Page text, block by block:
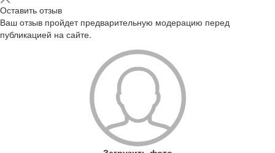
Оставить отзыв
Ваш отзыв пройдет предварительную модерацию перед
публикацией на сайте.